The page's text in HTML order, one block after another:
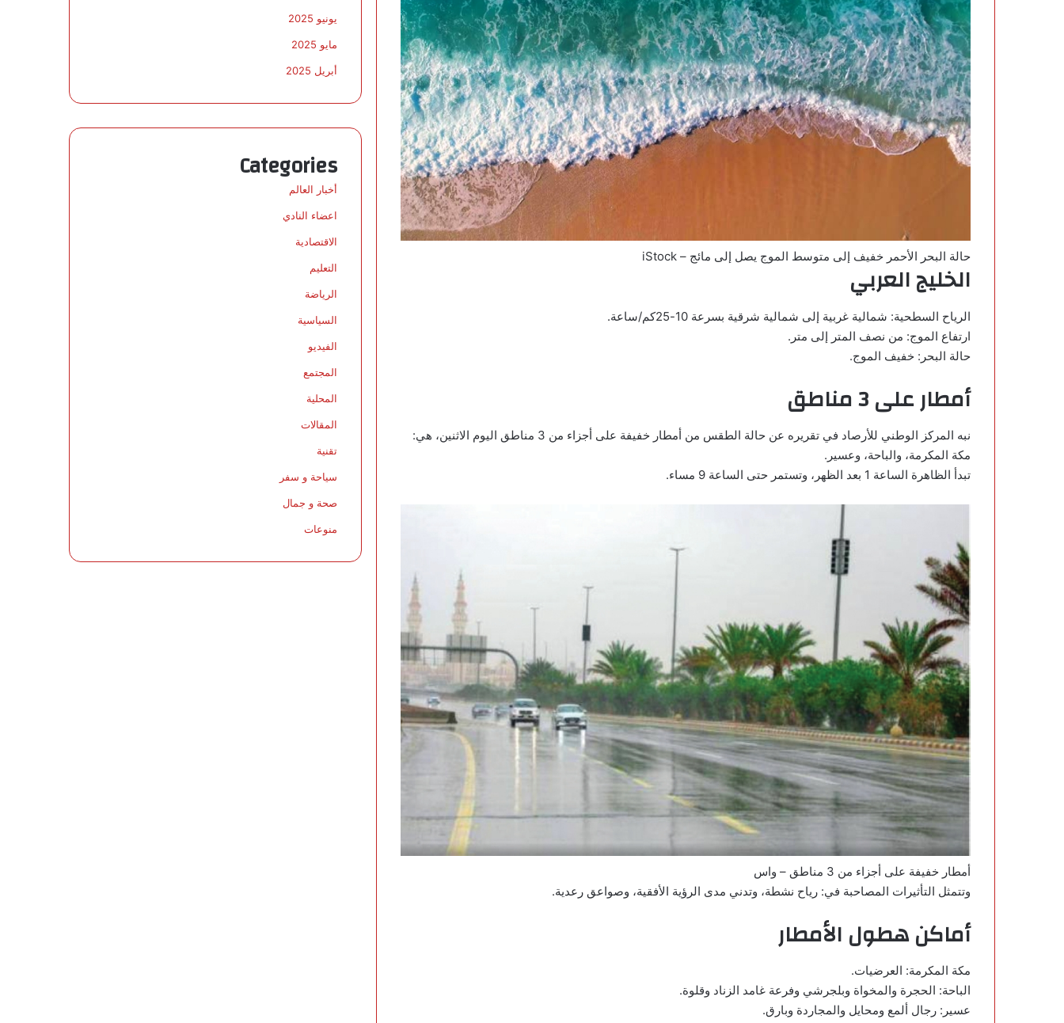
حالة البحر الأحمر خفيف إلى متوسط الموج يصل إلى مائج – iStock
الخليج العربي
الرياح السطحية: شمالية غربية إلى شمالية شرقية بسرعة 10-25كم/ساعة.
ارتفاع الموج: من نصف المتر إلى متر.
حالة البحر: خفيف الموج.
أمطار على 3 مناطق
نبه المركز الوطني للأرصاد في تقريره عن حالة الطقس من أمطار خفيفة على أجزاء من 3 مناطق اليوم الاثنين، هي:
مكة المكرمة، والباحة، وعسير .
تبدأ الظاهرة الساعة 1 بعد الظهر، وتستمر حتى الساعة 9 مساء
.
أمطار خفيفة على أجزاء من 3 مناطق – واس
وتتمثل التأثيرات المصاحبة في: رياح نشطة، وتدني مدى الرؤية الأفقية، وصواعق رعدية.
أماكن هطول الأمطار
مكة المكرمة: العرضيات.
الباحة: الحجرة والمخواة وبلجرشي وفرعة غامد الزناد وقلوة.
عسير: رجال ألمع ومحايل والمجاردة وبارق.
يونيو 2025
مايو 2025
أبريل 2025
Categories
أخبار العالم
اعضاء النادي
الاقتصادية
التعليم
الرياضة
السياسية
الفيديو
المجتمع
المحلية
المقالات
تقنية
سياحة و سفر
صحة و جمال
منوعات